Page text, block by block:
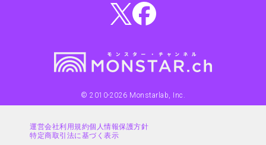
© 2010-2026 Monstarlab, Inc.
運営会社利用規約個人情報保護方針
特定商取引法に基づく表示